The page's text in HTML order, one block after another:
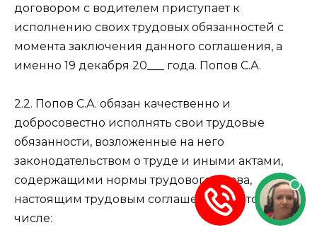
договором с водителем приступает к
исполнению своих трудовых обязанностей с
момента заключения данного соглашения, а
именно 19 декабря 20___ года. Попов С.А.
2.2. Попов С.А. обязан качественно и
добросовестно исполнять свои трудовые
обязанности, возложенные на него
законодательством о труде и иными актами,
содержащими нормы трудового права,
настоящим трудовым соглашением. В том
числе: